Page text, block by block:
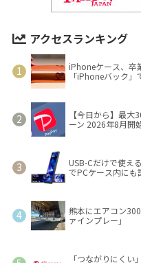
アクセスランキング
iPhoneケース、卒
「iPhoneバック」
【今日から】最
ーン 2026年8月開
USB-Cだけで使え
でPCケース内にも
熊本にエアコン
ァインプレー」
「つながりにく